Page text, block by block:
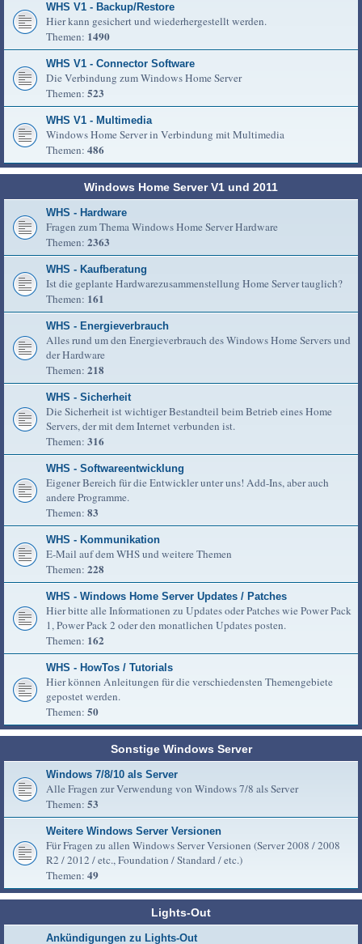
WHS V1 - Backup/Restore
Hier kann gesichert und wiederhergestellt werden.
Themen: 1490
WHS V1 - Connector Software
Die Verbindung zum Windows Home Server
Themen: 523
WHS V1 - Multimedia
Windows Home Server in Verbindung mit Multimedia
Themen: 486
Windows Home Server V1 und 2011
WHS - Hardware
Fragen zum Thema Windows Home Server Hardware
Themen: 2363
WHS - Kaufberatung
Ist die geplante Hardwarezusammenstellung Home Server tauglich?
Themen: 161
WHS - Energieverbrauch
Alles rund um den Energieverbrauch des Windows Home Servers und
der Hardware
Themen: 218
WHS - Sicherheit
Die Sicherheit ist wichtiger Bestandteil beim Betrieb eines Home
Servers, der mit dem Internet verbunden ist.
Themen: 316
WHS - Softwareentwicklung
Eigener Bereich für die Entwickler unter uns! Add-Ins, aber auch
andere Programme.
Themen: 83
WHS - Kommunikation
E-Mail auf dem WHS und weitere Themen
Themen: 228
WHS - Windows Home Server Updates / Patches
Hier bitte alle Informationen zu Updates oder Patches wie Power Pack
1, Power Pack 2 oder den monatlichen Updates posten.
Themen: 162
WHS - HowTos / Tutorials
Hier können Anleitungen für die verschiedensten Themengebiete
gepostet werden.
Themen: 50
Sonstige Windows Server
Windows 7/8/10 als Server
Alle Fragen zur Verwendung von Windows 7/8 als Server
Themen: 53
Weitere Windows Server Versionen
Für Fragen zu allen Windows Server Versionen (Server 2008 / 2008
R2 / 2012 / etc., Foundation / Standard / etc.)
Themen: 49
Lights-Out
Ankündigungen zu Lights-Out